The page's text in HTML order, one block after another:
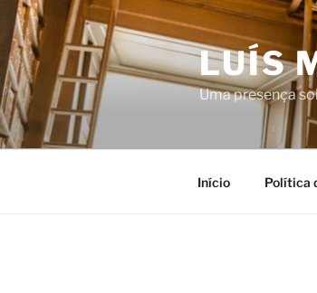
Saltar
para
conteúdo
LUÍS
Uma presença
Início Política